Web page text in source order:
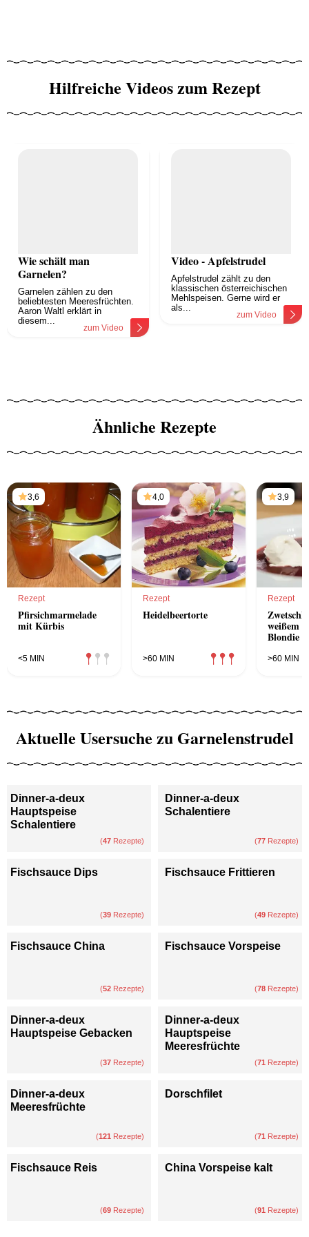
Hilfreiche Videos zum Rezept
Wie schält man
Garnelen?
Garnelen zählen zu den
beliebtesten Meeresfrüchten.
Aaron Waltl erklärt in
diesem...
zum Video
Video - Apfelstrudel
Apfelstrudel zählt zu den
klassischen österreichischen
Mehlspeisen. Gerne wird er
als...
zum Video
Ähnliche Rezepte
3,6
Rezept
Pfirsichmarmelade
mit Kürbis
<5 MIN
4,0
Rezept
Heidelbeertorte
>60 MIN
3,9
Rezept
weißem
Blondie
>60 MIN
Aktuelle Usersuche zu Garnelenstrudel
Dinner-a-deux
Hauptspeise
Schalentiere
(47 Rezepte)
Dinner-a-deux
Schalentiere
(77 Rezepte)
Fischsauce Dips
(39 Rezepte)
Fischsauce Frittieren
(49 Rezepte)
Fischsauce China
(52 Rezepte)
Fischsauce Vorspeise
(78 Rezepte)
Dinner-a-deux
Hauptspeise Gebacken
(37 Rezepte)
Dinner-a-deux
Hauptspeise
Meeresfrüchte
(71 Rezepte)
Dinner-a-deux
Meeresfrüchte
(121 Rezepte)
Dorschfilet
(71 Rezepte)
Fischsauce Reis
(69 Rezepte)
China Vorspeise kalt
(91 Rezepte)